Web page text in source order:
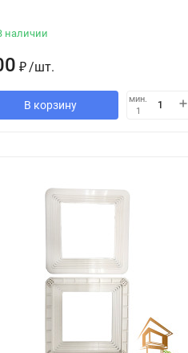
наличии
₽/шт.
В корзину
мин.
1